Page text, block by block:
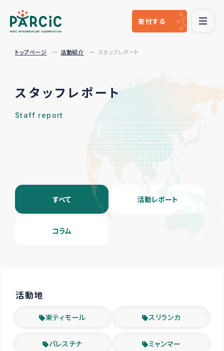
寄付する
トップページ 活動紹介 スタッフレポート
スタッフレポート
Staff report
すべて 活動レポート
コラム
活動地
東ティモール スリランカ
パレスチナ ミャンマー